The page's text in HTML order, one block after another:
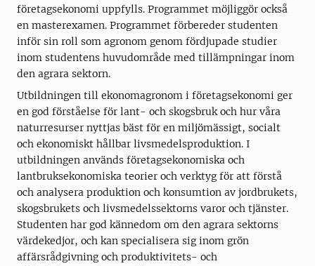
företagsekonomi uppfylls. Programmet möjliggör också
en masterexamen. Programmet förbereder studenten
inför sin roll som agronom genom fördjupade studier
inom studentens huvudområde med tillämpningar inom
den agrara sektorn.
Utbildningen till ekonomagronom i företagsekonomi ger
en god förståelse för lant- och skogsbruk och hur våra
naturresurser nyttjas bäst för en miljömässigt, socialt
och ekonomiskt hållbar livsmedelsproduktion. I
utbildningen används företagsekonomiska och
lantbruksekonomiska teorier och verktyg för att förstå
och analysera produktion och konsumtion av jordbrukets,
skogsbrukets och livsmedelssektorns varor och tjänster.
Studenten har god kännedom om den agrara sektorns
värdekedjor, och kan specialisera sig inom grön
affärsrådgivning och produktivitets- och